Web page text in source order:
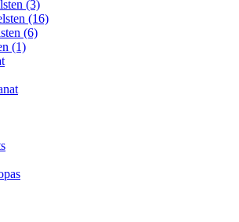
(3)
(16)
(6)
(1)